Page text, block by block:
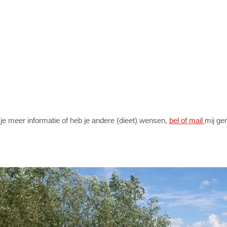
meer informatie of heb je andere (dieet) wensen, bel of mail mij